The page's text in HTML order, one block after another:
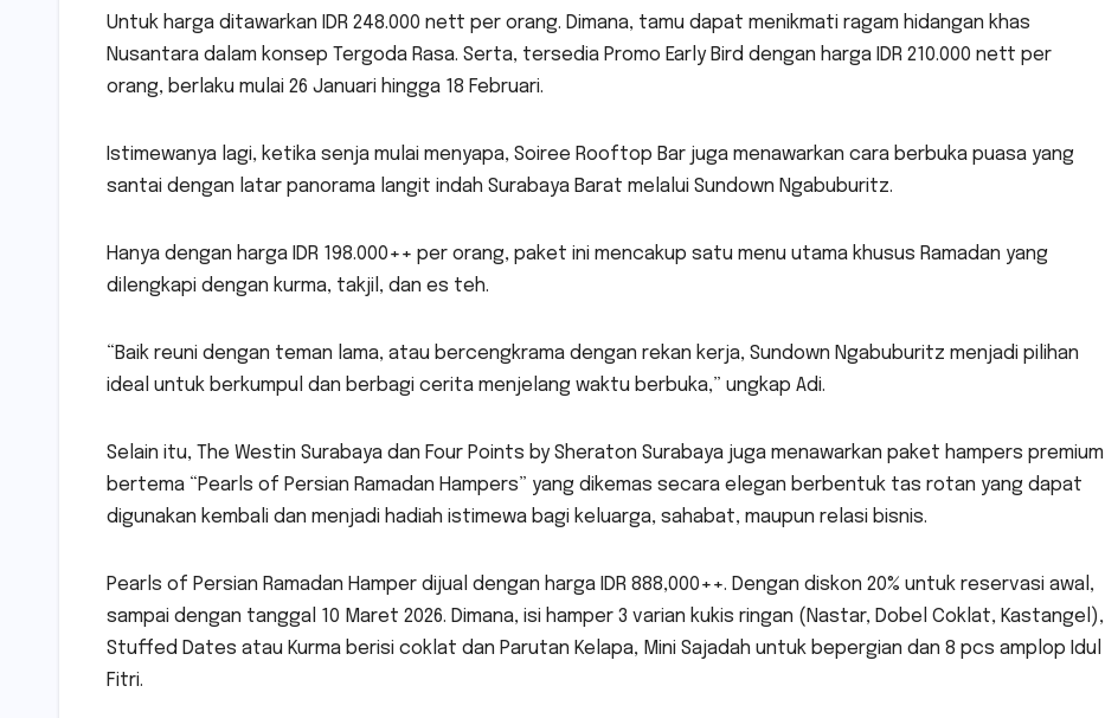
Untuk harga ditawarkan IDR 248.000 nett per orang. Dimana, tamu dapat menikmati ragam hidangan khas
Nusantara dalam konsep Tergoda Rasa. Serta, tersedia Promo Early Bird dengan harga IDR 210.000 nett per
orang, berlaku mulai 26 Januari hingga 18 Februari.
Istimewanya lagi, ketika senja mulai menyapa, Soiree Rooftop Bar juga menawarkan cara berbuka puasa yang
santai dengan latar panorama langit indah Surabaya Barat melalui Sundown Ngabuburitz.
Hanya dengan harga IDR 198.000++ per orang, paket ini mencakup satu menu utama khusus Ramadan yang
dilengkapi dengan kurma, takjil, dan es teh.
“Baik reuni dengan teman lama, atau bercengkrama dengan rekan kerja, Sundown Ngabuburitz menjadi pilihan
ideal untuk berkumpul dan berbagi cerita menjelang waktu berbuka,” ungkap Adi.
Selain itu, The Westin Surabaya dan Four Points by Sheraton Surabaya juga menawarkan paket hampers premium
bertema “Pearls of Persian Ramadan Hampers” yang dikemas secara elegan berbentuk tas rotan yang dapat
digunakan kembali dan menjadi hadiah istimewa bagi keluarga, sahabat, maupun relasi bisnis.
Pearls of Persian Ramadan Hamper dijual dengan harga IDR 888,000++. Dengan diskon 20% untuk reservasi awal,
sampai dengan tanggal 10 Maret 2026. Dimana, isi hamper 3 varian kukis ringan (Nastar, Dobel Coklat, Kastangel),
Stuffed Dates atau Kurma berisi coklat dan Parutan Kelapa, Mini Sajadah untuk bepergian dan 8 pcs amplop Idul
Fitri.